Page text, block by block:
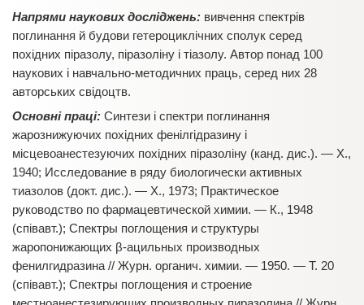
Напрями наукових досліджень: вивчення спектрів
поглинання й будови гетероциклічних сполук серед
похідних піразолу, піразоліну і тіазолу. Автор понад 100
наукових і навчально-методичних праць, серед них 28
авторських свідоцтв.
Основні праці: Синтези і спектри поглинання
жарознижуючих похідних фенілгідразину і
місцевоанестезуючих похідних піразоліну (канд. дис.). — Х.,
1940; Исследование в ряду биологически активных
тиазолов (докт. дис.). — Х., 1973; Практическое
руководство по фармацевтической химии. — К., 1948
(співавт.); Спектры поглощения и структуры
жаропонижающих β-ацильных производных
фенилгидразина // Журн. органич. химии. — 1950. — Т. 20
(співавт.); Спектры поглощения и строение